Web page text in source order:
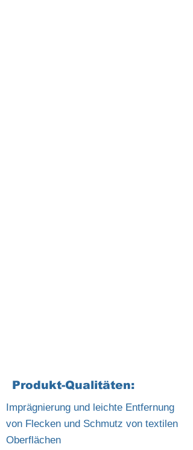
Produkt-Qualitäten:
Imprägnierung und leichte Entfernung
von Flecken und Schmutz von textilen
Oberflächen